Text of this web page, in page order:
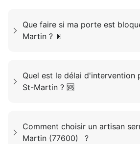
Que faire si ma porte est
Martin ? 🚪
Quel est le délai d'intervention
St-Martin ? 🆘
Comment choisir un artisan
Martin (77600) ?